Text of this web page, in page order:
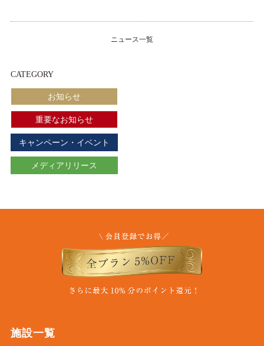
ニュース一覧
CATEGORY
お知らせ
重要なお知らせ
キャンペーン・イベント
メディアリリース
施設一覧